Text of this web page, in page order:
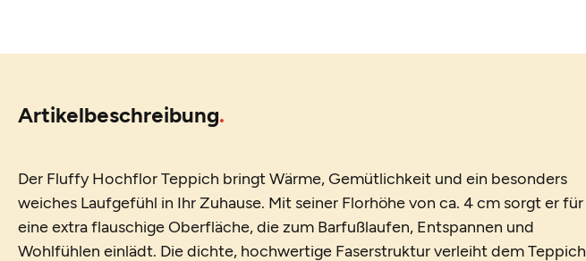
Artikelbeschreibung
Der Fluffy Hochflor Teppich bringt Wärme, Gemütlichkeit und ein besonders
weiches Laufgefühl in Ihr Zuhause. Mit seiner Florhöhe von ca. 4 cm sorgt er für
eine extra flauschige Oberfläche, die zum Barfußlaufen, Entspannen und
Wohlfühlen einlädt. Die dichte, hochwertige Faserstruktur verleiht dem Teppich